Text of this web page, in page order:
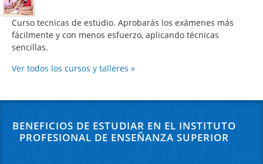
Curso tecnicas de estudio. Aprobarás los exámenes más
fácilmente y con menos esfuerzo, aplicando técnicas
sencillas.
Ver todos los cursos y talleres »
BENEFICIOS DE ESTUDIAR EN EL INSTITUTO
PROFESIONAL DE ENSEÑANZA SUPERIOR